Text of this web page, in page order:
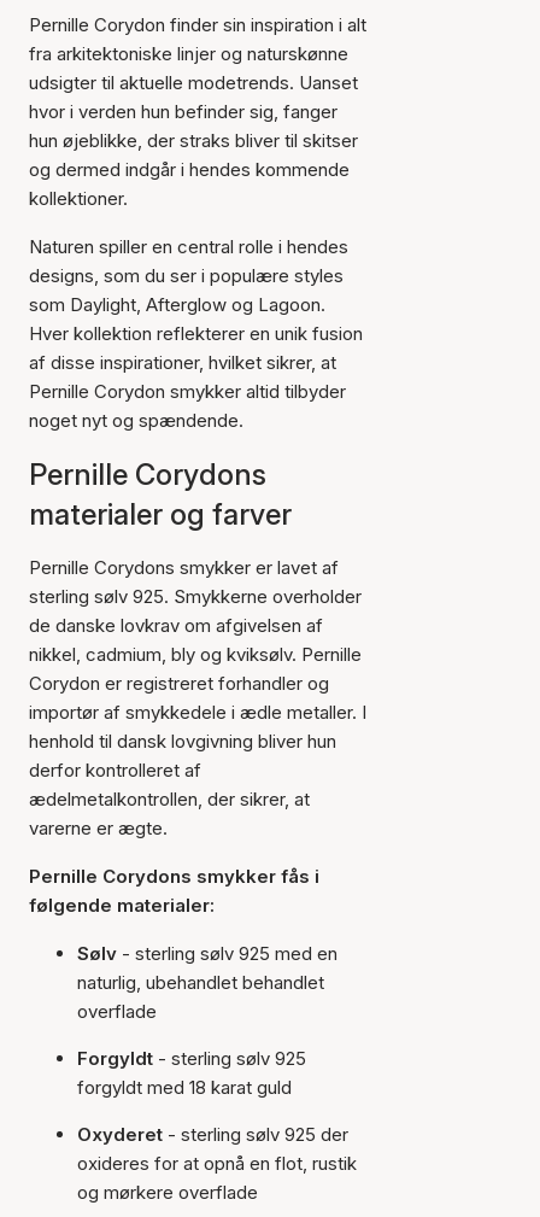
Pernille Corydon finder sin inspiration i alt
fra arkitektoniske linjer og naturskønne
udsigter til aktuelle modetrends. Uanset
hvor i verden hun befinder sig, fanger
hun øjeblikke, der straks bliver til skitser
og dermed indgår i hendes kommende
kollektioner.
Naturen spiller en central rolle i hendes
designs, som du ser i populære styles
som Daylight, Afterglow og Lagoon.
Hver kollektion reflekterer en unik fusion
af disse inspirationer, hvilket sikrer, at
Pernille Corydon smykker altid tilbyder
noget nyt og spændende.
Pernille Corydons
materialer og farver
Pernille Corydons smykker er lavet af
sterling sølv 925. Smykkerne overholder
de danske lovkrav om afgivelsen af
nikkel, cadmium, bly og kviksølv. Pernille
Corydon er registreret forhandler og
importør af smykkedele i ædle metaller. I
henhold til dansk lovgivning bliver hun
derfor kontrolleret af
ædelmetalkontrollen, der sikrer, at
varerne er ægte.
Pernille Corydons smykker fås i
følgende materialer:
Sølv - sterling sølv 925 med en
naturlig, ubehandlet behandlet
overflade
Forgyldt - sterling sølv 925
forgyldt med 18 karat guld
Oxyderet - sterling sølv 925 der
oxideres for at opnå en flot, rustik
og mørkere overflade